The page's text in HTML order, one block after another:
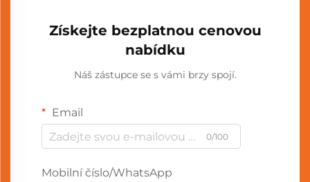
Získejte bezplatnou cenovou
nabídku
Náš zástupce se s vámi brzy spojí.
Email
0/100
Mobilní číslo/WhatsApp